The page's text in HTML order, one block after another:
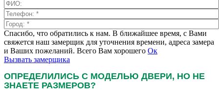
Спасибо, что обратились к нам. В ближайшее время, с Вами
свяжется наш замерщик для уточнения времени, адреса замера
и Ваших пожеланий. Всего Вам хорошего Ок
Вызвать замерщика
ОПРЕДЕЛИЛИСЬ С МОДЕЛЬЮ ДВЕРИ, НО НЕ
ЗНАЕТЕ РАЗМЕРОВ?